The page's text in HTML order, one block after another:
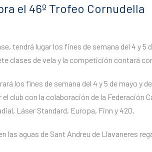
el 46º Trofeo Cornudella
tendrá lugar los fines de semana del 4 y 5
clases de vela y la competición contará
los fines de semana del 4 y 5 de mayo y
club con la colaboración de la Federación
Láser Standard, Europa, Finn y 420.
las aguas de Sant Andreu de Llavaneres